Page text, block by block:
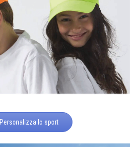
Personalizza lo sport